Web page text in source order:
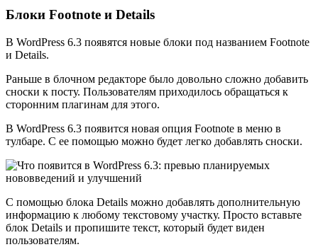
Блоки Footnote и Details
В WordPress 6.3 появятся новые блоки под названием Footnote
и Details.
Раньше в блочном редакторе было довольно сложно добавить
сноски к посту. Пользователям приходилось обращаться к
сторонним плагинам для этого.
В WordPress 6.3 появится новая опция Footnote в меню в
тулбаре. С ее помощью можно будет легко добавлять сноски.
С помощью блока Details можно добавлять дополнительную
информацию к любому текстовому участку. Просто вставьте
блок Details и пропишите текст, который будет виден
пользователям.